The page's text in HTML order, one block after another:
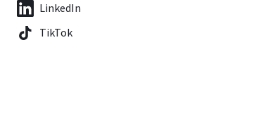
LinkedIn
TikTok